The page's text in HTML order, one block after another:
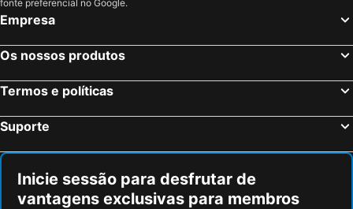
fonte preferencial no Google.
Empresa
Os nossos produtos
Termos e políticas
Suporte
Inicie sessão para desfrutar de
vantagens exclusivas para membros